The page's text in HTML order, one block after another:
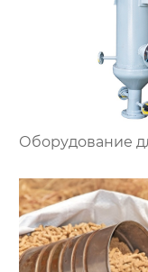
Оборудование